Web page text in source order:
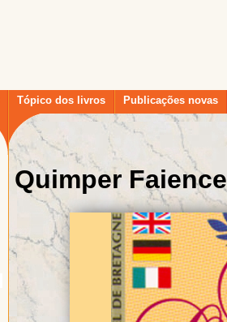
Tópico dos livros Publicações novas
Quimper Faience